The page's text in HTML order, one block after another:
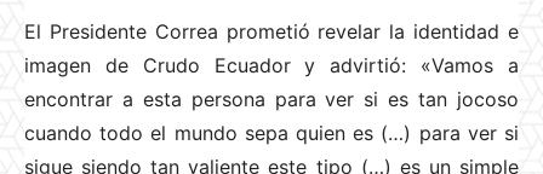
El Presidente Correa prometió revelar la identidad e
imagen de Crudo Ecuador y advirtió: «Vamos a
encontrar a esta persona para ver si es tan jocoso
cuando todo el mundo sepa quien es (…) para ver si
sigue siendo tan valiente este tipo (…) es un simple